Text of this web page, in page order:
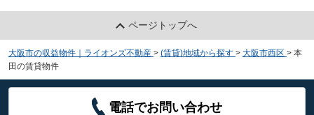
ページトップへ
大阪市の収益物件｜ライオンズ不動産 > (賃貸)地域から探す > 大阪市西区 > 本
田の賃貸物件
電話でお問い合わせ